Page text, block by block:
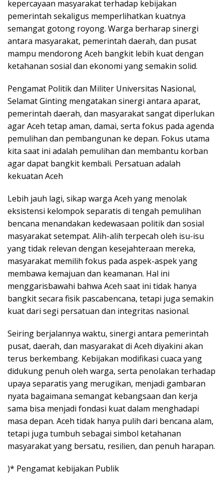
kepercayaan masyarakat terhadap kebijakan
pemerintah sekaligus memperlihatkan kuatnya
semangat gotong royong. Warga berharap sinergi
antara masyarakat, pemerintah daerah, dan pusat
mampu mendorong Aceh bangkit lebih kuat dengan
ketahanan sosial dan ekonomi yang semakin solid.
Pengamat Politik dan Militer Universitas Nasional,
Selamat Ginting mengatakan sinergi antara aparat,
pemerintah daerah, dan masyarakat sangat diperlukan
agar Aceh tetap aman, damai, serta fokus pada agenda
pemulihan dan pembangunan ke depan. Fokus utama
kita saat ini adalah pemulihan dan membantu korban
agar dapat bangkit kembali. Persatuan adalah
kekuatan Aceh
Lebih jauh lagi, sikap warga Aceh yang menolak
eksistensi kelompok separatis di tengah pemulihan
bencana menandakan kedewasaan politik dan sosial
masyarakat setempat. Alih-alih terpecah oleh isu-isu
yang tidak relevan dengan kesejahteraan mereka,
masyarakat memilih fokus pada aspek-aspek yang
membawa kemajuan dan keamanan. Hal ini
menggarisbawahi bahwa Aceh saat ini tidak hanya
bangkit secara fisik pascabencana, tetapi juga semakin
kuat dari segi persatuan dan integritas nasional.
Seiring berjalannya waktu, sinergi antara pemerintah
pusat, daerah, dan masyarakat di Aceh diyakini akan
terus berkembang. Kebijakan modifikasi cuaca yang
didukung penuh oleh warga, serta penolakan terhadap
upaya separatis yang merugikan, menjadi gambaran
nyata bagaimana semangat kebangsaan dan kerja
sama bisa menjadi fondasi kuat dalam menghadapi
masa depan. Aceh tidak hanya pulih dari bencana alam,
tetapi juga tumbuh sebagai simbol ketahanan
masyarakat yang bersatu, resilien, dan penuh harapan.
)* Pengamat kebijakan Publik